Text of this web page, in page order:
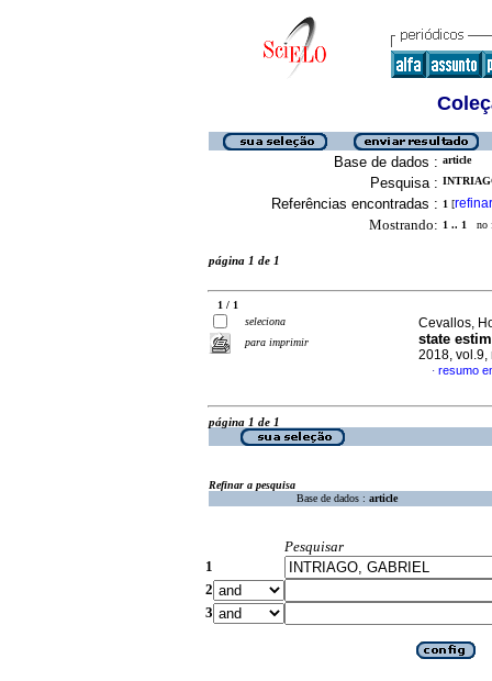
Base de dados : article
Pesquisa :
Referências encontradas : 1 [refinar
Mostrando: 1 .. 1 no
página 1 de 1
1 / 1
seleciona
para imprimir
Cevallos,
state
2018, vol.9,
· resumo
página 1 de 1
Refinar a pesquisa
Base de dados : article
Pesquisar
1
2
3